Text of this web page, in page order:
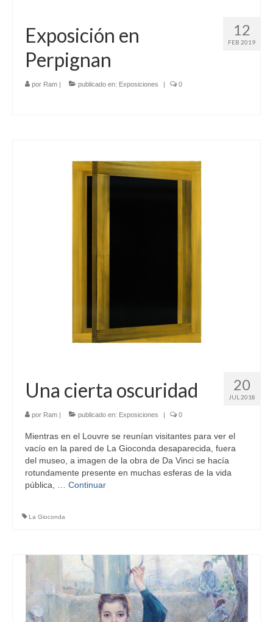
12
FEB 2019
Exposición en
Perpignan
por Ram | publicado en: Exposiciones | 0
20
JUL 2018
Una cierta oscuridad
por Ram | publicado en: Exposiciones | 0
Mientras en el Louvre se reunían visitantes para ver el
vacío en la pared de La Gioconda desaparecida, fuera
del museo, a imagen de la obra de Da Vinci se hacía
rotundamente presente en muchas esferas de la vida
pública, … Continuar
La Gioconda